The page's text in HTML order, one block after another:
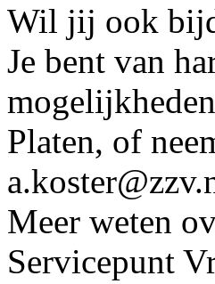
Wil jij ook
Je bent van
Platen, of
Meer weten
Servicepunt